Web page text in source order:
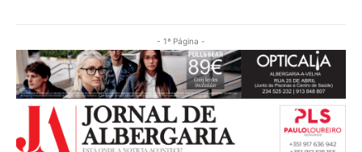
- 1ª Página -